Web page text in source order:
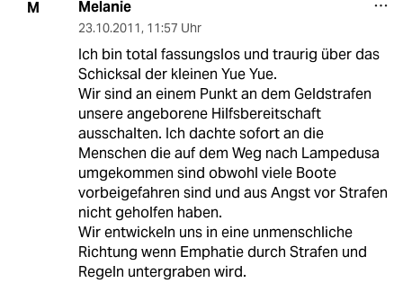
M Melanie
23.10.2011, 11:57 Uhr
Ich bin total fassungslos und traurig über das
Schicksal der kleinen Yue Yue.
Wir sind an einem Punkt an dem Geldstrafen
unsere angeborene Hilfsbereitschaft
ausschalten. Ich dachte sofort an die
Menschen die auf dem Weg nach Lampedusa
umgekommen sind obwohl viele Boote
vorbeigefahren sind und aus Angst vor Strafen
nicht geholfen haben.
Wir entwickeln uns in eine unmenschliche
Richtung wenn Emphatie durch Strafen und
Regeln untergraben wird.